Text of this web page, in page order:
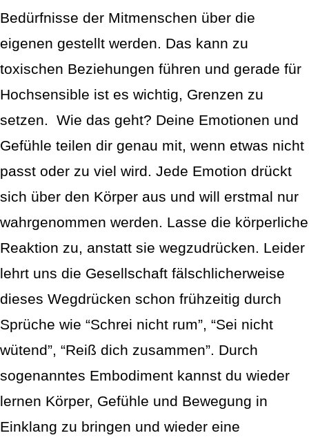
Bedürfnisse der Mitmenschen über die
eigenen gestellt werden. Das kann zu
toxischen Beziehungen führen und gerade für
Hochsensible ist es wichtig, Grenzen zu
setzen.
Wie das geht? Deine Emotionen und
Gefühle teilen dir genau mit, wenn etwas nicht
passt oder zu viel wird. Jede Emotion drückt
sich über den Körper aus und will erstmal nur
wahrgenommen werden. Lasse die körperliche
Reaktion zu, anstatt sie wegzudrücken. Leider
lehrt uns die Gesellschaft fälschlicherweise
dieses Wegdrücken schon frühzeitig durch
Sprüche wie “Schrei nicht rum”, “Sei nicht
wütend”, “Reiß dich zusammen”. Durch
sogenanntes Embodiment kannst du wieder
lernen Körper, Gefühle und Bewegung in
Einklang zu bringen und wieder eine